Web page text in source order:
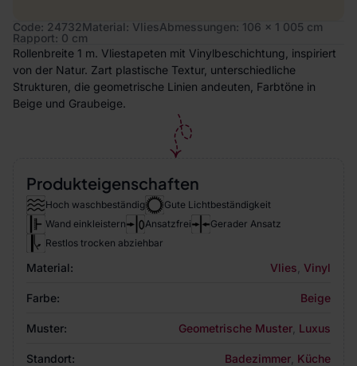
Code: 24732Material: VliesAbmessungen: 106 x 1 005 cm
Rapport: 0 cm
Rollenbreite 1 m. Vliestapeten mit Vinylbeschichtung, inspiriert
von der Natur. Zart plastische Textur, unterschiedliche
Strukturen, die geometrische Linien andeuten, Farbtöne in
Beige und Graubeige.
Produkteigenschaften
Hoch waschbeständig
Gute Lichtbeständigkeit
Wand einkleistern
Ansatzfrei
Gerader Ansatz
Restlos trocken abziehbar
Material: Vlies Vinyl
Farbe: Beige
Muster: Geometrische Muster Luxus
Standort: Badezimmer Küche